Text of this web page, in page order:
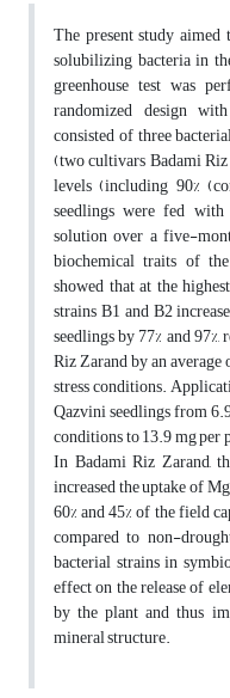
The present study
solubilizing bacteria in
greenhouse test was
randomized design
consisted of three
(two cultivars Badami
levels (including 90%
seedlings were fed
solution over a five-
biochemical traits of
showed that at the
strains B1 and B2
seedlings by 77% and
Riz Zarand by an
stress conditions.
Qazvini seedlings from
conditions to 13.9 mg per
In Badami Riz Zarand,
increased the uptake of
60% and 45% of the field
compared to non-
bacterial strains in
effect on the release of
by the plant and thus
mineral structure.